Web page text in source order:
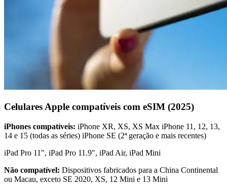
Celulares Apple compatíveis com eSIM (2025)
iPhones compatíveis: iPhone XR, XS, XS Max iPhone 11, 12, 13,
14 e 15 (todas as séries) iPhone SE (2ª geração e mais recentes)
iPad Pro 11", iPad Pro 11.9", iPad Air, iPad Mini
Não compatível: Dispositivos fabricados para a China Continental
ou Macau, exceto SE 2020, XS, 12 Mini e 13 Mini